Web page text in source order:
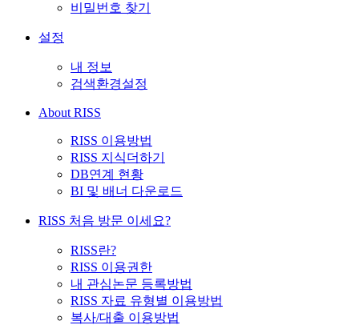
비밀번호 찾기
설정
내 정보
검색환경설정
About RISS
RISS 이용방법
RISS 지식더하기
DB연계 현황
BI 및 배너 다운로드
RISS 처음 방문 이세요?
RISS란?
RISS 이용권한
내 관심논문 등록방법
RISS 자료 유형별 이용방법
복사/대출 이용방법